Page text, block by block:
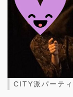
CITY派パーテ